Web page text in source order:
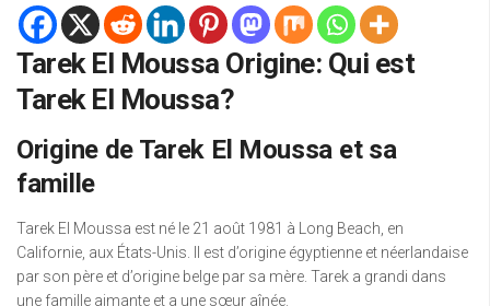
Tarek El Moussa Origine: Qui est
Tarek El Moussa?
Origine de Tarek El Moussa et sa
famille
Tarek El Moussa est né le 21 août 1981 à Long Beach, en
Californie, aux États-Unis. Il est d’origine égyptienne et néerlandaise
par son père et d’origine belge par sa mère. Tarek a grandi dans
une famille aimante et a une sœur aînée.